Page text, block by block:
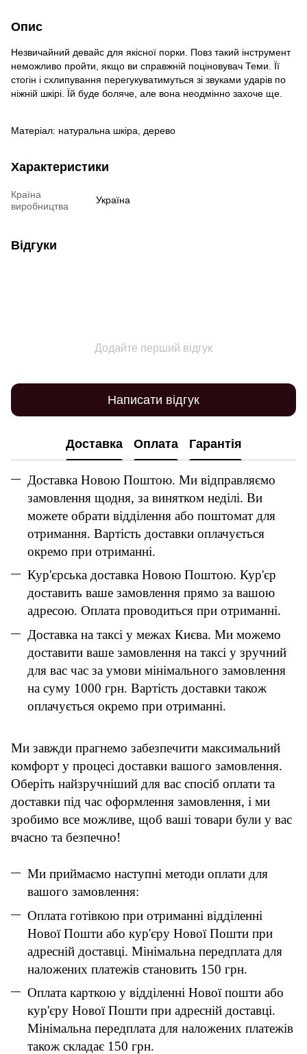
Опис
Незвичайний девайс для якісної порки. Повз такий інструмент
неможливо пройти, якщо ви справжній поціновувач Теми. Її
стогін і схлипування перегукуватимуться зі звуками ударів по
ніжній шкірі. Їй буде боляче, але вона неодмінно захоче ще.
Матеріал: натуральна шкіра, дерево
Характеристики
Країна
виробництва
Україна
Відгуки
Додайте перший відгук
Написати відгук
Доставка Оплата Гарантія
Доставка Новою Поштою. Ми відправляємо
замовлення щодня, за винятком неділі. Ви
можете обрати відділення або поштомат для
отримання. Вартість доставки оплачується
окремо при отриманні.
Кур'єрська доставка Новою Поштою. Кур'єр
доставить ваше замовлення прямо за вашою
адресою. Оплата проводиться при отриманні.
Доставка на таксі у межах Києва. Ми можемо
доставити ваше замовлення на таксі у зручний
для вас час за умови мінімального замовлення
на суму 1000 грн. Вартість доставки також
оплачується окремо при отриманні.
Ми завжди прагнемо забезпечити максимальний
комфорт у процесі доставки вашого замовлення.
Оберіть найзручніший для вас спосіб оплати та
доставки під час оформлення замовлення, і ми
зробимо все можливе, щоб ваші товари були у вас
вчасно та безпечно!
Ми приймаємо наступні методи оплати для
вашого замовлення:
Оплата готівкою при отриманні відділенні
Нової Пошти або кур'єру Нової Пошти при
адресній доставці. Мінімальна передплата для
наложених платежів становить 150 грн.
Оплата карткою у відділенні Нової пошти або
кур'єру Нової Пошти при адресній доставці.
Мінімальна передплата для наложених платежів
також складає 150 грн.